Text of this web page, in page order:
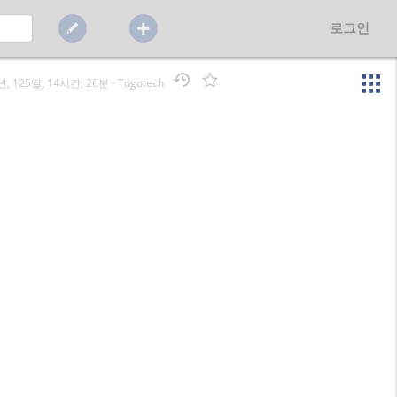
로그인
, 125일, 14시간, 26분 -Togotech